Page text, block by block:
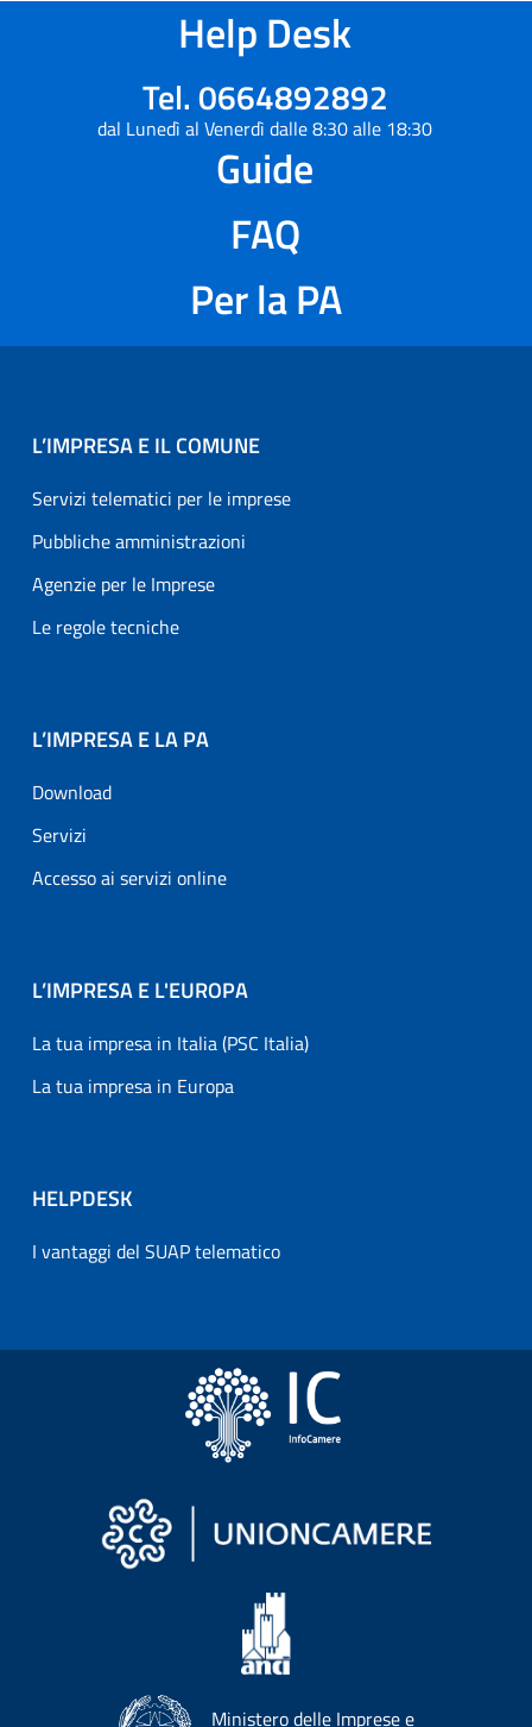
Help Desk
Tel. 0664892892
dal Lunedì al Venerdì dalle 8:30 alle 18:30
Guide
FAQ
Per la PA
L’IMPRESA E IL COMUNE
Servizi telematici per le imprese
Pubbliche amministrazioni
Agenzie per le Imprese
Le regole tecniche
L’IMPRESA E LA PA
Download
Servizi
Accesso ai servizi online
L’IMPRESA E L'EUROPA
La tua impresa in Italia (PSC Italia)
La tua impresa in Europa
HELPDESK
I vantaggi del SUAP telematico
Ministero delle Imprese e